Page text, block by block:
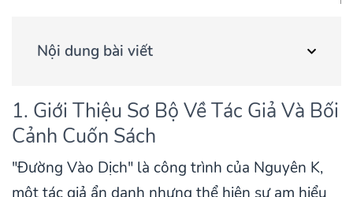
Nội dung bài viết
1. Giới Thiệu Sơ Bộ Về Tác Giả Và Bối
Cảnh Cuốn Sách
"Đường Vào Dịch" là công trình của Nguyên K,